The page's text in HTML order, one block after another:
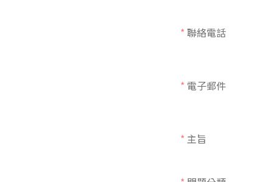
* 聯絡電話
* 電子郵件
* 主旨